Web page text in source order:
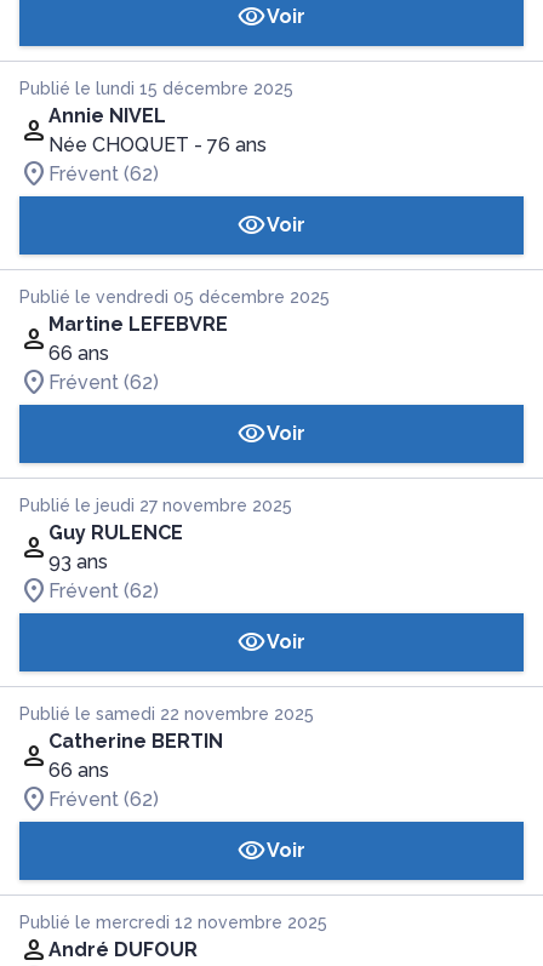
Voir
Publié le lundi 15 décembre 2025
Annie NIVEL
Née CHOQUET - 76 ans
Frévent (62)
Voir
Publié le vendredi 05 décembre 2025
Martine LEFEBVRE
66 ans
Frévent (62)
Voir
Publié le jeudi 27 novembre 2025
Guy RULENCE
93 ans
Frévent (62)
Voir
Publié le samedi 22 novembre 2025
Catherine BERTIN
66 ans
Frévent (62)
Voir
Publié le mercredi 12 novembre 2025
André DUFOUR